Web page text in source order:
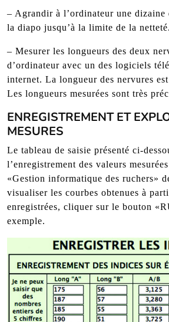
– Agrandir à l’ordinateur une
la diapo jusqu’à la limite de la netteté.
– Mesurer les longueurs des deux
d’ordinateur avec un des logiciels
internet. La longueur des nervures
Les longueurs mesurées sont très
ENREGISTREMENT ET
MESURES
Le tableau de saisie présenté ci-
l’enregistrement des valeurs
«Gestion informatique des ruchers»
visualiser les courbes obtenues à
enregistrées, cliquer sur le bouton
exemple.